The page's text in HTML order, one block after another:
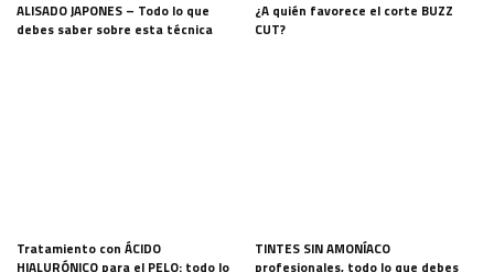
ALISADO JAPONES – Todo lo que
debes saber sobre esta técnica
¿A quién favorece el corte BUZZ
CUT?
Tratamiento con ÁCIDO
HIALURÓNICO para el PELO: todo lo
TINTES SIN AMONÍACO
profesionales, todo lo que debes